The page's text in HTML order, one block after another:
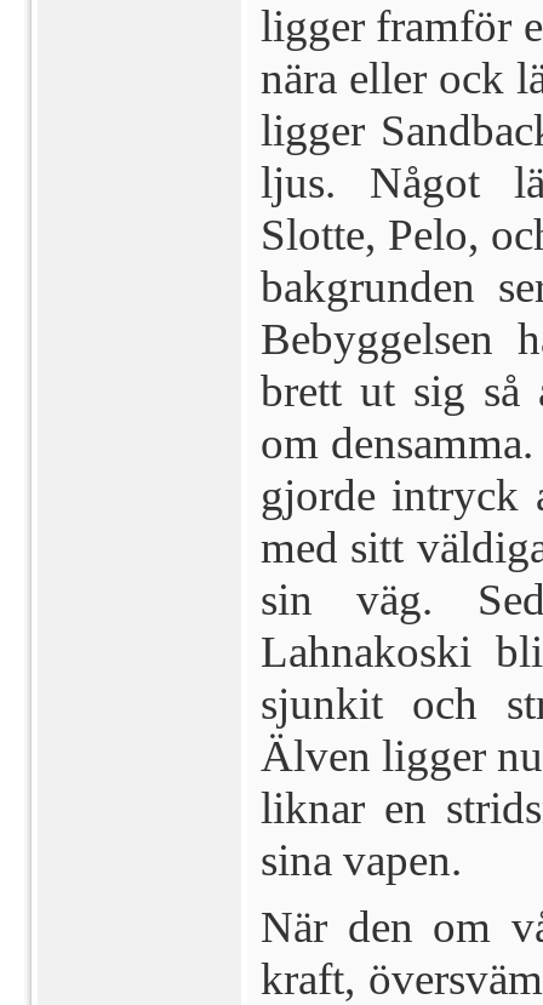
ligger framför
nära eller ock
ligger
ljus. Något
Slotte, Pelo,
bakgrunden
Bebyggelsen
brett ut sig så
om
gjorde intryck
med sitt
sin väg.
Lahnakoski
sjunkit och
Älven ligger
liknar en
sina vapen.
När den om
kraft,